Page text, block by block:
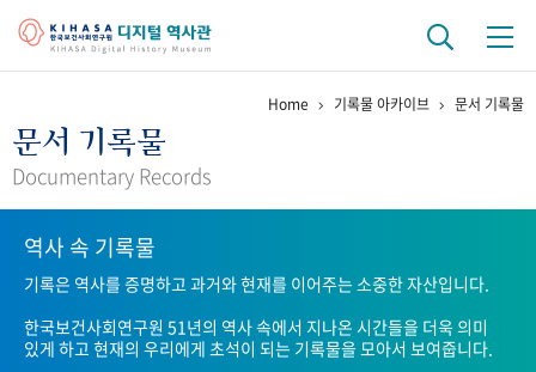
걸어온 길 기관 변천사
연구 역사
정책과 연구 키워드로 보는 연구 역사
연구자들
Home 기록물 아카이브 문서 기록물
문서 기록물
Documentary Records
역사 속 기록물
기록은 역사를 증명하고 과거와 현재를 이어주는 소중한 자산입니다.
한국보건사회연구원 51년의 역사 속에서 지나온 시간들을 더욱 의미
있게 하고 현재의 우리에게 초석이 되는 기록물을 모아서 보여줍니다.